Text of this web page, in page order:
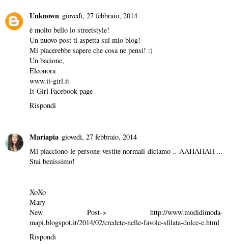
Unknown giovedì, 27 febbraio, 2014
è molto bello lo streetstyle!
Un nuovo post ti aspetta sul mio blog!
Mi piacerebbe sapere che cosa ne pensi! :)
Un bacione,
Eleonora
www.it-girl.it
It-Girl Facebook page
Rispondi
Mariapia giovedì, 27 febbraio, 2014
Mi piacciono le persone vestite normali diciamo .. AAHAHAH ...
Stai benissimo!
XoXo
Mary
New Post-> http://www.modidimoda-
mapi.blogspot.it/2014/02/credete-nelle-favole-sfilata-dolce-e.html
Rispondi